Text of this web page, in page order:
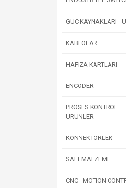
GUC KAYNAKLARI -
KABLOLAR
HAFIZA KARTLARI
ENCODER
PROSES KONTROL
URUNLERI
KONNEKTORLER
SALT MALZEME
CNC - MOTION